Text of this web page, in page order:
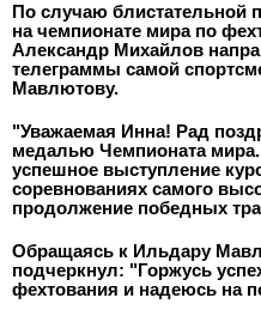
По случаю блистательной
на чемпионате мира по
Александр Михайлов
телеграммы самой
Мавлютову.
"Уважаемая Инна! Рад
медалью Чемпионата
успешное выступление
соревнованиях самого
продолжение победных
Обращаясь к Ильдару
подчеркнул: "Горжусь
фехтования и надеюсь на